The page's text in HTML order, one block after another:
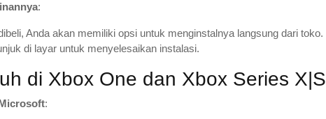
:
Anda akan memiliki opsi untuk menginstalnya langsung dari toko.
di layar untuk menyelesaikan instalasi.
di Xbox One dan Xbox Series X|S
: